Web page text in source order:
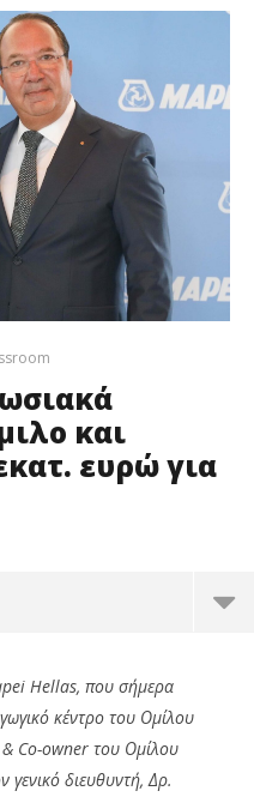
και
ευρώ για
Hellas, που σήμερα
κέντρο του Ομίλου
Co-owner του Ομίλου
διευθυντή, Δρ.